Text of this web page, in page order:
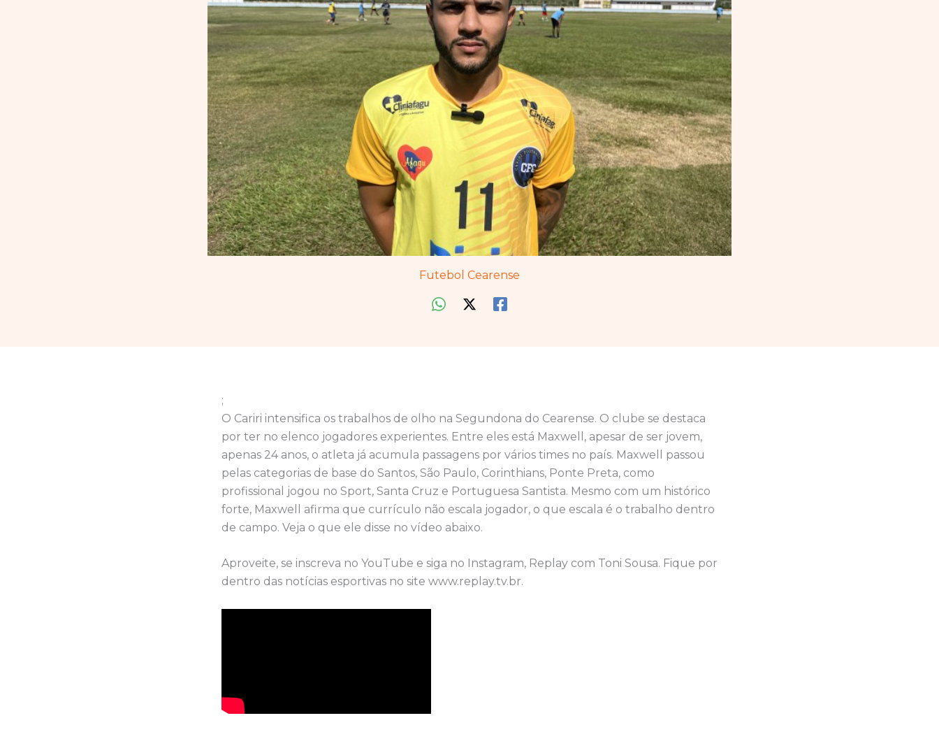
Futebol Cearense
;
O Cariri intensifica os trabalhos de olho na Segundona do Cearense. O clube se destaca
por ter no elenco jogadores experientes. Entre eles está Maxwell, apesar de ser jovem,
apenas 24 anos, o atleta já acumula passagens por vários times no país. Maxwell passou
pelas categorias de base do Santos, São Paulo, Corinthians, Ponte Preta, como
profissional jogou no Sport, Santa Cruz e Portuguesa Santista. Mesmo com um histórico
forte, Maxwell afirma que currículo não escala jogador, o que escala é o trabalho dentro
de campo. Veja o que ele disse no vídeo abaixo.
Aproveite, se inscreva no YouTube e siga no Instagram, Replay com Toni Sousa. Fique por
dentro das notícias esportivas no site www.replay.tv.br.